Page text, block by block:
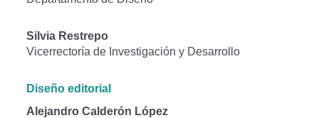
Silvia Restrepo
Vicerrectoría de Investigación y Desarrollo
Diseño editorial
Alejandro Calderón López